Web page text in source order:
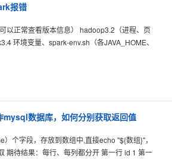
报错
以正常查看版本信息） hadoop3.2（进程、页
环境变量、spark-env.sh（各JAVA_HOME、
数据库，如何分别获取返回值
个字段，存放到数组中,直接echo "${数组}"，
期待结果：每行、每列都分开 第一行 id 1 第一